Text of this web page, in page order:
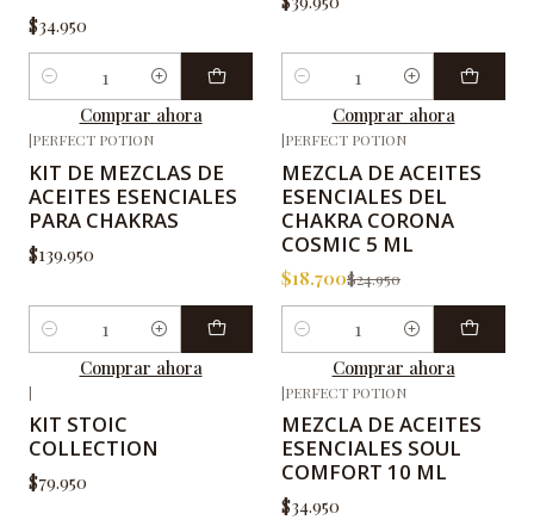
$34.950
Cantidad
Comprar ahora
Cantidad
Comprar ahora
|PERFECT POTION
KIT DE MEZCLAS DE
ACEITES ESENCIALES
PARA CHAKRAS
$139.950
Cantidad
Comprar ahora
|PERFECT POTION
MEZCLA DE ACEITES
ESENCIALES DEL
CHAKRA CORONA
COSMIC 5 ML
$18.700$24.950
Cantidad
Comprar ahora
|
KIT STOIC
COLLECTION
$79.950
|PERFECT POTION
MEZCLA DE ACEITES
ESENCIALES SOUL
COMFORT 10 ML
$34.950